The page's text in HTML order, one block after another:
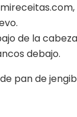
de la
debajo.
pan de